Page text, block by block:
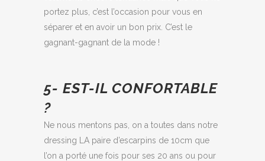
portez plus, c’est l’occasion pour vous en
séparer et en avoir un bon prix. C’est le
gagnant-gagnant de la mode !
5- EST-IL CONFORTABLE
?
Ne nous mentons pas, on a toutes dans notre
dressing LA paire d’escarpins de 10cm que
l’on a porté une fois pour ses 20 ans ou pour